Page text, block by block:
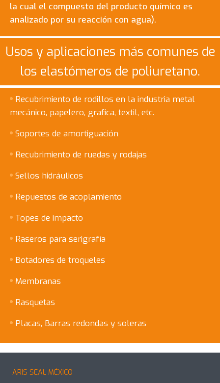
la cual el compuesto del producto químico es
analizado por su reacción con agua).
Usos y aplicaciones más comunes de
los elastómeros de poliuretano.
Recubrimiento de rodillos en la industria metal
mecánico, papelero, grafica, textil, etc.
Soportes de amortiguación
Recubrimiento de ruedas y rodajas
Sellos hidráulicos
Repuestos de acoplamiento
Topes de impacto
Raseros para serigrafía
Botadores de troqueles
Membranas
Rasquetas
Placas, Barras redondas y soleras
ARIS SEAL MÉXICO